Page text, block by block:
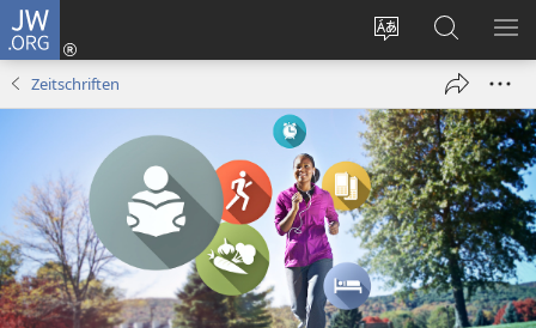
JW.ORG
Websitesprache
ändern
Anmelden
(öffnet
Suche
Zeitschriften